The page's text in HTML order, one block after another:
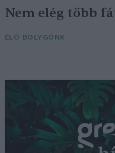
Nem elég több
ÉLŐ BOLYGÓNK